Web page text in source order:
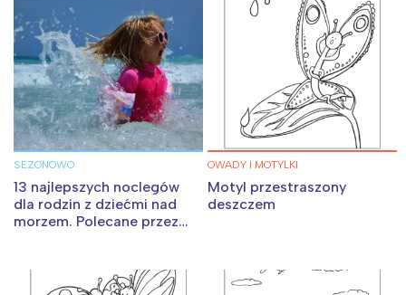
SEZONOWO
13 najlepszych noclegów
dla rodzin z dziećmi nad
morzem. Polecane przez
OWADY I MOTYLKI
Motyl przestraszony
deszczem